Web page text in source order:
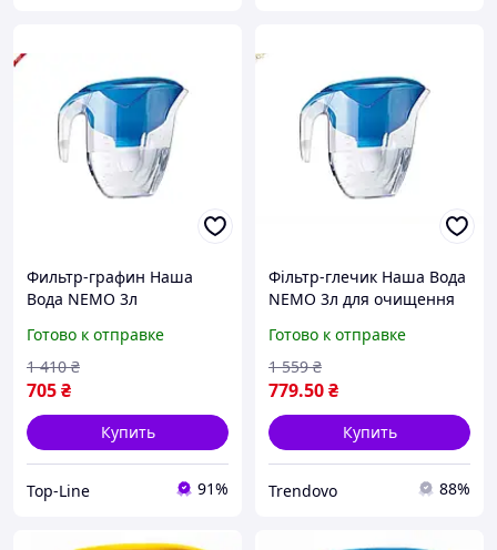
Фильтр-графин Наша
Вода NEMO 3л
бренда ECOSOFT для
чистоты ваших напитков
Готово к отправке
705₴
1 410 ₴
Купить
Top-Line 91%
Фільтр-глечик Наша Вода
NEMO 3л для очищення
без підключення
Готово к отправке
779.50₴
1 559 ₴
Купить
Trendovo 88%